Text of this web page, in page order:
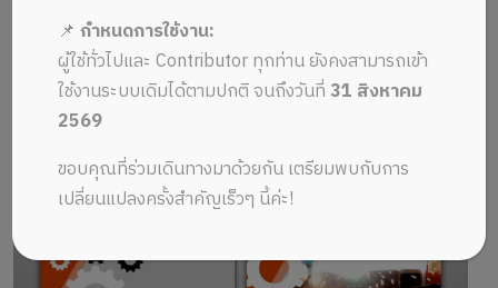
1 Sale
📌กำหนดการใช้งาน:
ผู้ใช้ทั่วไปและ Contributor ทุกท่าน ยังคงสามารถเข้า
ใช้งานระบบเดิมได้ตามปกติ จนถึงวันที่ 31 สิงหาคม
2569
ขอบคุณที่ร่วมเดินทางมาด้วยกัน เตรียมพบกับการ
เปลี่ยนแปลงครั้งสำคัญเร็วๆ นี้ค่ะ!